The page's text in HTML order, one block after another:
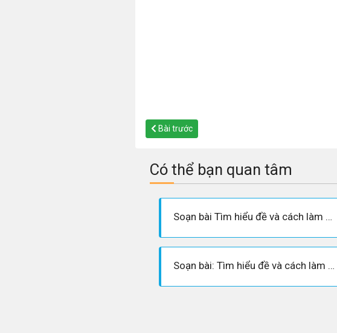
Bài trước
Có thể bạn quan tâm
Soạn bài Tìm hiểu đề và cách làm bài văn tự sự - Ngắn gọn nhất
Soạn bài: Tìm hiểu đề và cách làm bài văn tự sự